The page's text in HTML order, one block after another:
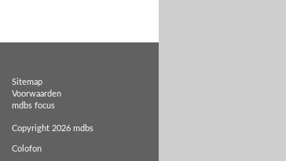
Sitemap
Voorwaarden
mdbs focus
Copyright 2026 mdbs
Colofon